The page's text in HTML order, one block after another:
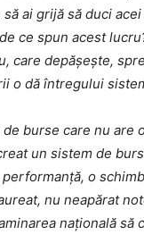
ai grijă să duci
ce spun acest
care depășește,
o dă întregului
burse care nu are
un sistem de
o
nu neapărat
națională să